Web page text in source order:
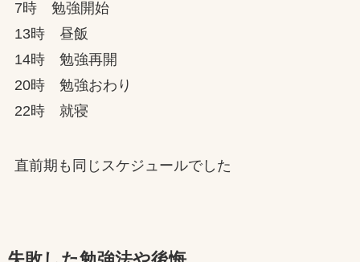
7時 勉強開始
13時 昼飯
14時 勉強再開
20時 勉強おわり
22時 就寝
直前期も同じスケジュールでした